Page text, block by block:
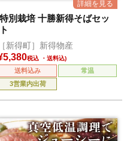
特別栽培 十勝新得そばセッ
ト
［新得町］新得物産
5,380税込
送料込み
常温
3営業内出荷